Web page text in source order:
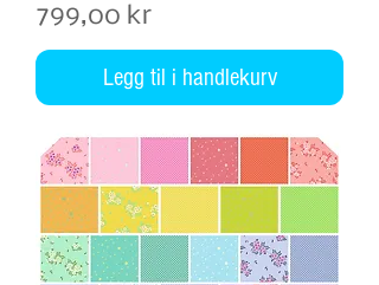
Pris
799,00 kr
Legg til i handlekurv